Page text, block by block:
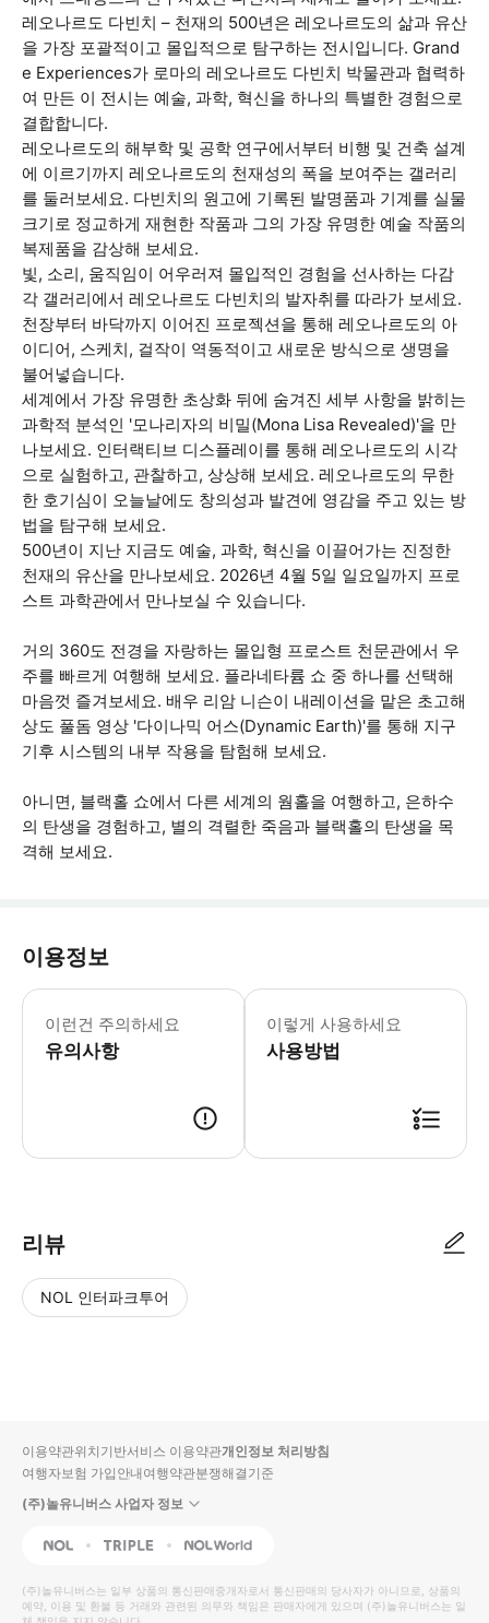
레오나르도 다빈치 – 천재의 500년은 레오나르도의 삶과 유산
을 가장 포괄적이고 몰입적으로 탐구하는 전시입니다. Grand
e Experiences가 로마의 레오나르도 다빈치 박물관과 협력하
여 만든 이 전시는 예술, 과학, 혁신을 하나의 특별한 경험으로
결합합니다.
레오나르도의 해부학 및 공학 연구에서부터 비행 및 건축 설계
에 이르기까지 레오나르도의 천재성의 폭을 보여주는 갤러리
를 둘러보세요. 다빈치의 원고에 기록된 발명품과 기계를 실물
크기로 정교하게 재현한 작품과 그의 가장 유명한 예술 작품의
복제품을 감상해 보세요.
빛, 소리, 움직임이 어우러져 몰입적인 경험을 선사하는 다감
각 갤러리에서 레오나르도 다빈치의 발자취를 따라가 보세요.
천장부터 바닥까지 이어진 프로젝션을 통해 레오나르도의 아
이디어, 스케치, 걸작이 역동적이고 새로운 방식으로 생명을
불어넣습니다.
세계에서 가장 유명한 초상화 뒤에 숨겨진 세부 사항을 밝히는
과학적 분석인 '모나리자의 비밀(Mona Lisa Revealed)'을 만
나보세요. 인터랙티브 디스플레이를 통해 레오나르도의 시각
으로 실험하고, 관찰하고, 상상해 보세요. 레오나르도의 무한
한 호기심이 오늘날에도 창의성과 발견에 영감을 주고 있는 방
법을 탐구해 보세요.
500년이 지난 지금도 예술, 과학, 혁신을 이끌어가는 진정한
천재의 유산을 만나보세요. 2026년 4월 5일 일요일까지 프로
스트 과학관에서 만나보실 수 있습니다.
거의 360도 전경을 자랑하는 몰입형 프로스트 천문관에서 우
주를 빠르게 여행해 보세요. 플라네타륨 쇼 중 하나를 선택해
마음껏 즐겨보세요. 배우 리암 니슨이 내레이션을 맡은 초고해
상도 풀돔 영상 '다이나믹 어스(Dynamic Earth)'를 통해 지구
기후 시스템의 내부 작용을 탐험해 보세요.
아니면, 블랙홀 쇼에서 다른 세계의 웜홀을 여행하고, 은하수
의 탄생을 경험하고, 별의 격렬한 죽음과 블랙홀의 탄생을 목
격해 보세요.
이용정보
이런건 주의하세요
유의사항
모든 전시를 이용하면 3~4시간이면
이렇게 사용하세요
사용방법
리뷰
NOL 인터파크투어
입니
다.
높
은
동
영
순
상
이용약관위치기반서비스 이용약관개인정보 처리방침
여행자보험 가입안내여행약관분쟁해결기준
(주)놀유니버스 사업자 정보
NOL Triple Interpark Global
(주)놀유니버스는 일부 상품의 통신판매중개자로서 통신판매의 당사자가 아니므로, 상품의
예약, 이용 및 환불 등 거래와 관련된 의무와 책임은 판매자에게 있으며 (주)놀유니버스는 일